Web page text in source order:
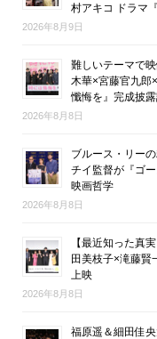
村アキコ ドラマ
2026年8月9日
難しいテーマで
木華×宮藤官九郎
懺悔を』完成披
2026年8月8日
ブルース・リー
チイ監督が『ゴ
映画哲学
2026年8月8日
【最近知った真
田美枝子×滝藤賢
上映
2026年8月8日
福原遥＆細田佳